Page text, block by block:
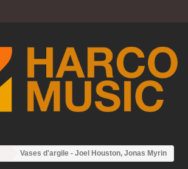
Vases d'argile - Joel Houston, Jonas Myrin